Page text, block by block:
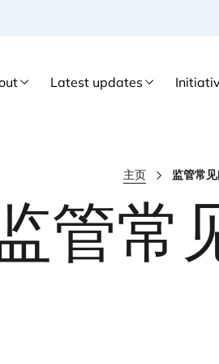
Latest updates
主页 监管常
管常